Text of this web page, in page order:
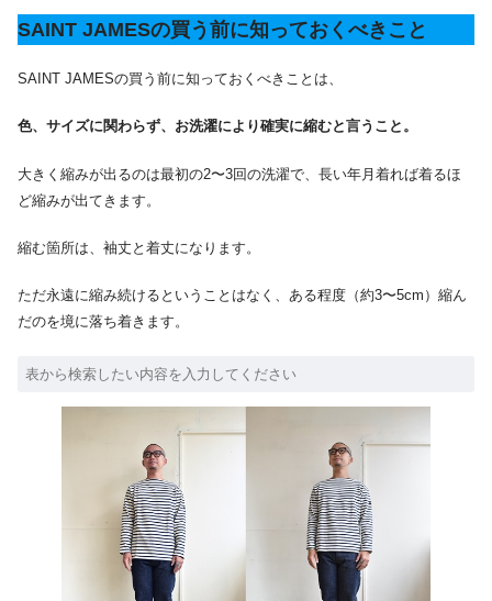
SAINT JAMESの買う前に知っておくべきこと
SAINT JAMESの買う前に知っておくべきことは、
色、サイズに関わらず、お洗濯により確実に縮むと言うこと。
大きく縮みが出るのは最初の2〜3回の洗濯で、長い年月着れば着るほ
ど縮みが出てきます。
縮む箇所は、袖丈と着丈になります。
ただ永遠に縮み続けるということはなく、ある程度（約3〜5cm）縮ん
だのを境に落ち着きます。